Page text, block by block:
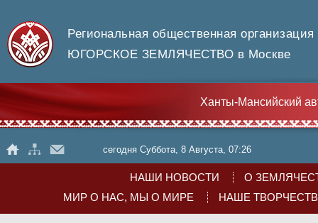
Региональная общественная организация
ЮГОРСКОЕ ЗЕМЛЯЧЕСТВО в Москве
Ханты-Мансийский
сегодня Суббота, 8 Августа, 07:26
НАШИ НОВОСТИ
О
МИР О НАС, МЫ О МИРЕ
НАШЕ